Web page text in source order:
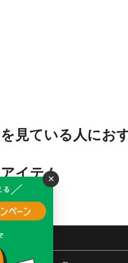
×
見ている人にお
イテム